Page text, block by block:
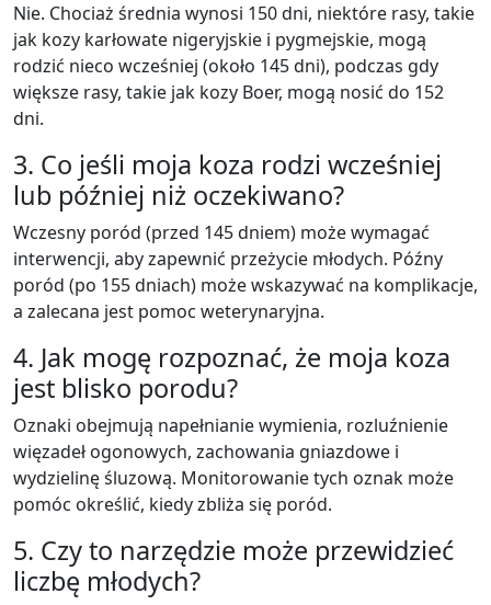
Nie. Chociaż średnia wynosi 150 dni, niektóre rasy, takie
jak kozy karłowate nigeryjskie i pygmejskie, mogą
rodzić nieco wcześniej (około 145 dni), podczas gdy
większe rasy, takie jak kozy Boer, mogą nosić do 152
dni.
3. Co jeśli moja koza rodzi wcześniej
lub później niż oczekiwano?
Wczesny poród (przed 145 dniem) może wymagać
interwencji, aby zapewnić przeżycie młodych. Późny
poród (po 155 dniach) może wskazywać na komplikacje,
a zalecana jest pomoc weterynaryjna.
4. Jak mogę rozpoznać, że moja koza
jest blisko porodu?
Oznaki obejmują napełnianie wymienia, rozluźnienie
więzadeł ogonowych, zachowania gniazdowe i
wydzielinę śluzową. Monitorowanie tych oznak może
pomóc określić, kiedy zbliża się poród.
5. Czy to narzędzie może przewidzieć
liczbę młodych?